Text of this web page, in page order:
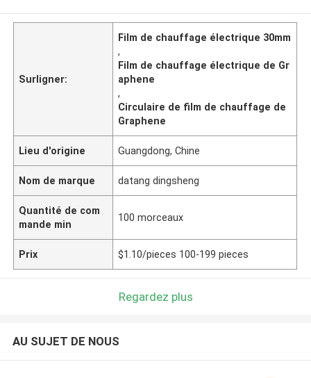
Surligner:
Film de chauffage électrique 30mm
,
Film de chauffage électrique de Gr
aphene
,
Circulaire de film de chauffage de
Graphene
Lieu d'origine Guangdong, Chine
Nom de marque datang dingsheng
Quantité de com
mande min
100 morceaux
Prix $1.10/pieces 100-199 pieces
Regardez plus
AU SUJET DE NOUS